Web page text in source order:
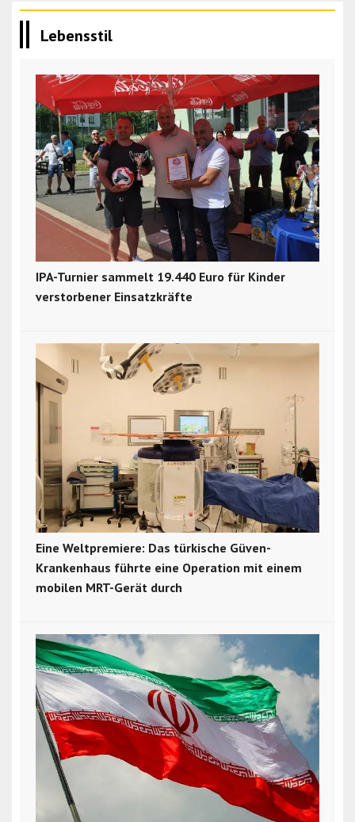
Lebensstil
IPA-Turnier sammelt 19.440 Euro für Kinder
verstorbener Einsatzkräfte
Eine Weltpremiere: Das türkische Güven-
Krankenhaus führte eine Operation mit einem
mobilen MRT-Gerät durch